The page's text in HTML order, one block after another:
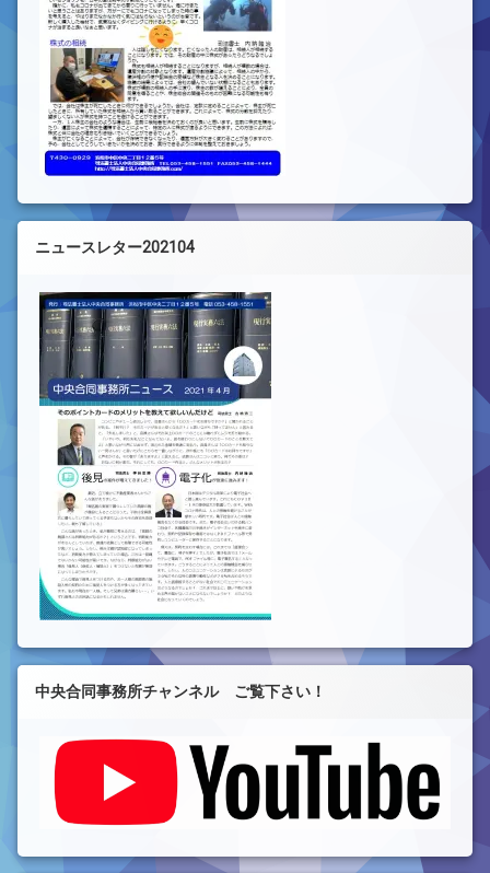
ニュースレター202104
中央合同事務所チャンネル ご覧下さい！